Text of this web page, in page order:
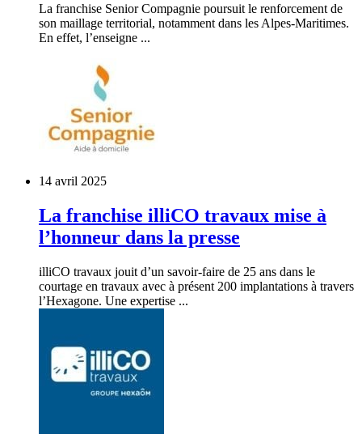
La franchise Senior Compagnie poursuit le renforcement de
son maillage territorial, notamment dans les Alpes-Maritimes.
En effet, l’enseigne ...
14 avril 2025
La franchise illiCO travaux mise à
l’honneur dans la presse
illiCO travaux jouit d’un savoir-faire de 25 ans dans le
courtage en travaux avec à présent 200 implantations à travers
l’Hexagone. Une expertise ...